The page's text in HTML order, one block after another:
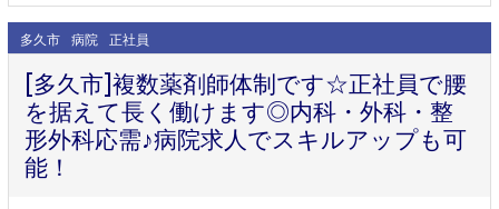
多久市 病院 正社員
[多久市]複数薬剤師体制です☆正社員で腰
を据えて長く働けます◎内科・外科・整
形外科応需♪病院求人でスキルアップも可
能！